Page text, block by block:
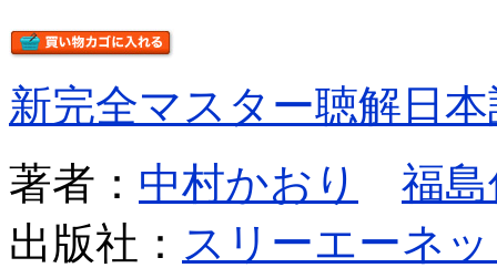
新完全マスター聴解日
著者： 中村かおり
福
出版社： スリーエーネ